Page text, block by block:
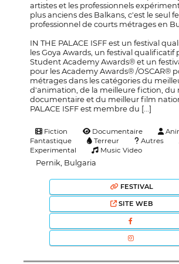
artistes et les professionnels
plus anciens des Balkans, c'est le seul
professionnel de courts métrages en
IN THE PALACE ISFF est un festival
les Goya Awards, un festival qualificatif
Student Academy Awards® et un
pour les Academy Awards® /OSCAR®
métrages dans les catégories du
d'animation, de la meilleure fiction, du
documentaire et du meilleur film
PALACE ISFF est membre du [...]
Fiction Documentaire
Fantastique
Terreur
Autres
Experimental
Music Video
Pernik, Bulgaria
FESTIVAL
SITE WEB